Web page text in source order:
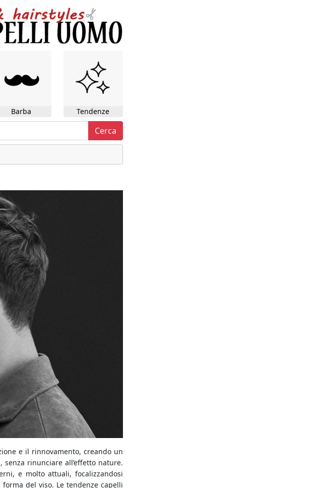
Barba Tendenze
Cerca
e il rinnovamento, creando un
rinunciare all’effetto nature.
e molto attuali, focalizzandosi
del viso. Le tendenze capelli